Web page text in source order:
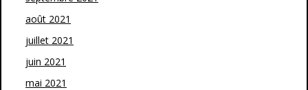
août 2021
juillet 2021
juin 2021
mai 2021